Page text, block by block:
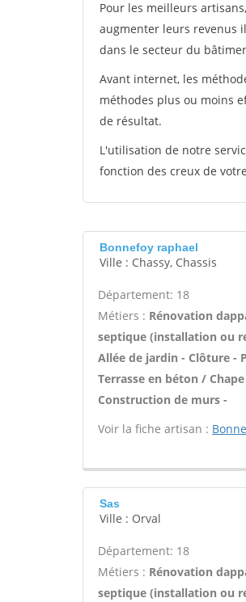
Pour les meilleurs
augmenter leurs revenus
dans le secteur du
Avant internet, les
méthodes plus ou moins
de résultat.
L'utilisation de notre
fonction des creux de
Bonnefoy raphael
Ville : Chassy, Chassis
Département: 18
Métiers : Rénovation
septique (installation ou
Allée de jardin - Clôture -
Terrasse en béton /
Construction de murs -
Voir la fiche artisan :
Sas
Ville : Orval
Département: 18
Métiers : Rénovation
septique (installation ou